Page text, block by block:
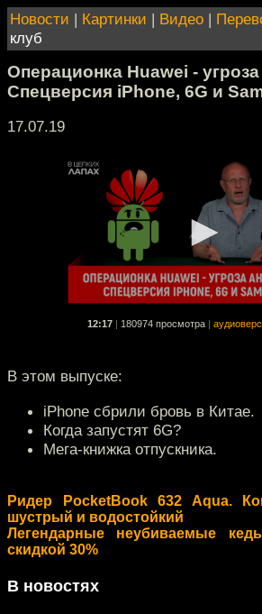
Новости | Картинки | Видео |
клуб
Операционка Huawei -
Спецверсия iPhone, 6G и
17.07.19
12:17 180974 просмотра
В этом выпуске:
iPhone сбрили бровь в Китае.
Когда запустят 6G?
Мега-книжка отпускника.
Ридер PocketBook 632 Aqua.
шустрый и водостойкий
Легендарные неубиваемые
скидкой 30%
В новостях